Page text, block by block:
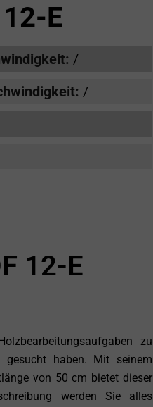
E
/
/
12-E
zu
gesucht haben. Mit seinem
von 50 cm bietet dieser
werden Sie alles